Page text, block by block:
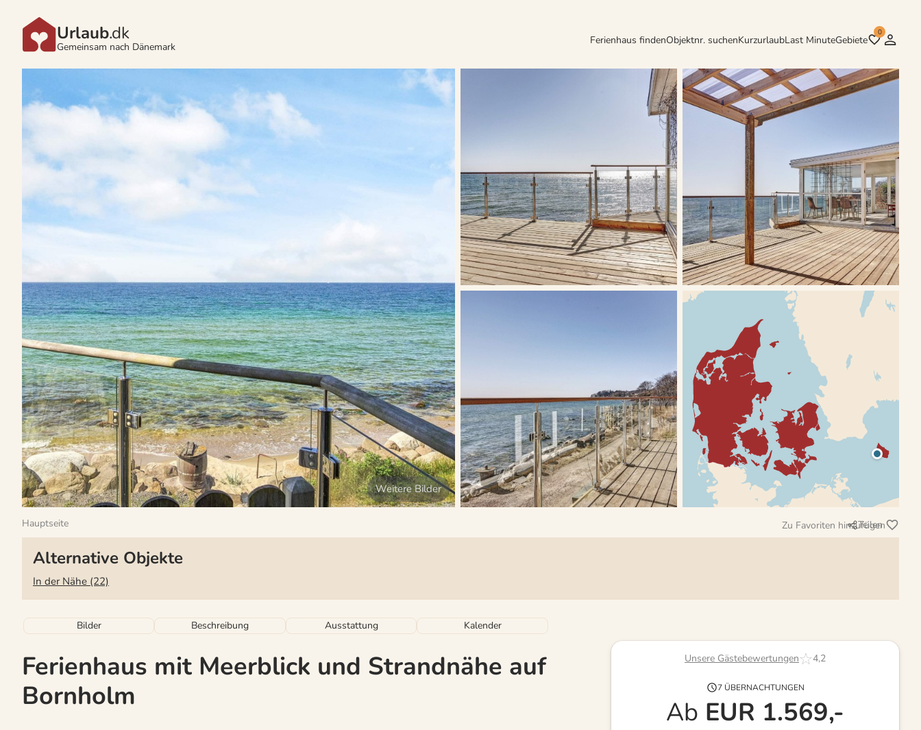
Urlaub.dk
Gemeinsam nach Dänemark
Ferienhaus findenObjektnr. suchenKurzurlaubLast MinuteGebiete
0
Hauptseite Zu Favoriten hinzufügen
Teilen
Alternative Objekte
In der Nähe (22)
Bilder Beschreibung Ausstattung Kalender
Ferienhaus mit Meerblick und Strandnähe auf
Bornholm
Unsere Gästebewertungen 4,2
7 ÜBERNACHTUNGEN
Ab EUR 1.569,-